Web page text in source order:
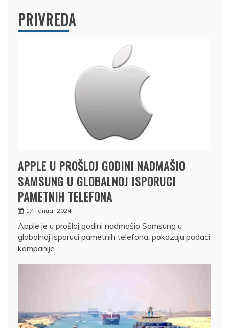
PRIVREDA
APPLE U PROŠLOJ GODINI NADMAŠIO
SAMSUNG U GLOBALNOJ ISPORUCI
PAMETNIH TELEFONA
17. januar 2024.
Apple je u prošloj godini nadmašio Samsung u
globalnoj isporuci pametnih telefona, pokazuju podaci
kompanije…